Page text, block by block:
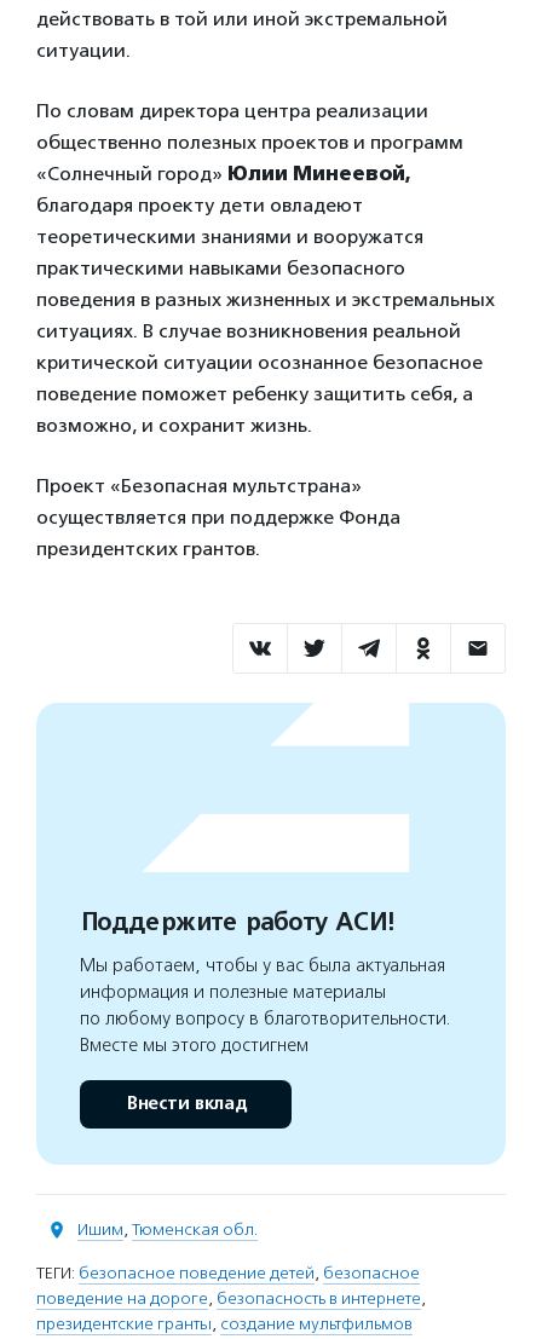
действовать в той или иной экстремальной
ситуации.
По словам директора центра реализации
общественно полезных проектов и программ
«Солнечный город» Юлии Минеевой,
благодаря проекту дети овладеют
теоретическими знаниями и вооружатся
практическими навыками безопасного
поведения в разных жизненных и экстремальных
ситуациях. В случае возникновения реальной
критической ситуации осознанное безопасное
поведение поможет ребенку защитить себя, а
возможно, и сохранит жизнь.
Проект «Безопасная мультстрана»
осуществляется при поддержке Фонда
президентских грантов.
Поддержите работу АСИ!
Мы работаем, чтобы у вас была актуальная
информация и полезные материалы
по любому вопросу в благотворительности.
Вместе мы этого достигнем
Внести вклад
Ишим, Тюменская обл.
ТЕГИ: безопасное поведение детей, безопасное
поведение на дороге, безопасность в интернете,
президентские гранты, создание мультфильмов